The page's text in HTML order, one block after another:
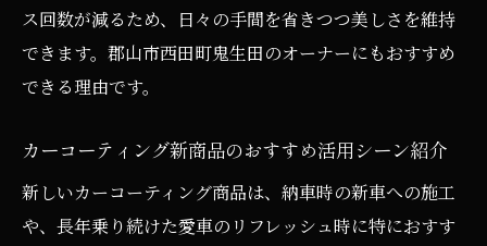
れと特徴
西田町鬼生田で体感したカーコーティング
の実力
ナンス方法
カーコーティング体験後の効果と実際のメ
リット
ス回数が減るため、日々の手間を省きつつ美しさを維持
できます。郡山市西田町鬼生田のオーナーにもおすすめ
できる理由です。
カーコーティング新商品のおすすめ活用シーン紹介
新しいカーコーティング商品は、納車時の新車への施工
や、長年乗り続けた愛車のリフレッシュ時に特におすす